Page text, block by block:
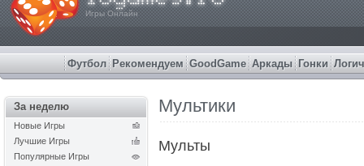
Игры Онлайн
Футбол Рекомендуем GoodGame Аркады Гонки
Мультики
Мульты
За неделю
Новые Игры
Лучшие Игры
Популярные Игры